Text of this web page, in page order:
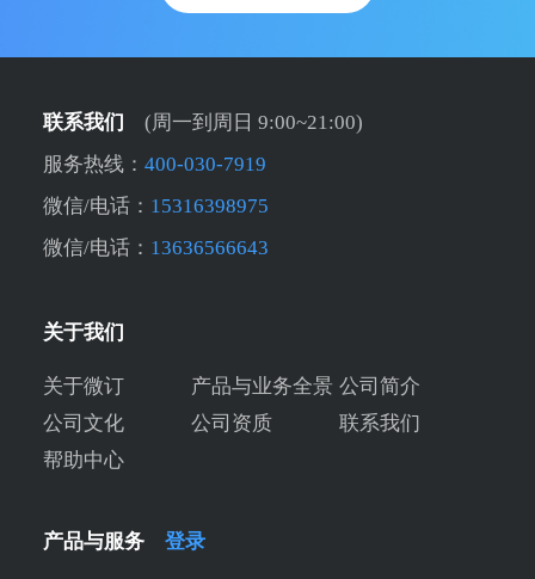
联系我们
(周一到周日 9:00~21:00)
服务热线： 400-030-7919
微信/电话： 15316398975
微信/电话： 13636566643
关于我们
关于微订 产品与业务全景 公司简介
公司文化
公司资质
联系我们
帮助中心
产品与服务 登录